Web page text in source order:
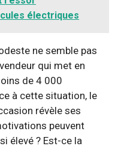
électriques
ne semble pas
qui met en
de 4 000
à cette situation, le
révèle ses
peuvent
élevé ? Est-ce la